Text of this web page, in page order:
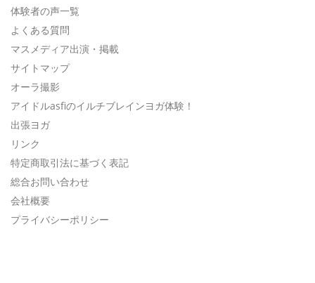
体験者の声一覧
よくある質問
マスメディア出演・掲載
サイトマップ
オーラ撮影
アイドルasfiのイルチブレインヨガ体験！
出張ヨガ
リンク
特定商取引法に基づく表記
総合お問い合わせ
会社概要
プライバシーポリシー